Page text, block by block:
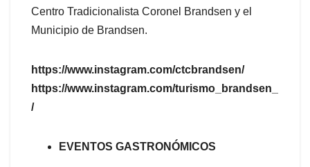
Centro Tradicionalista Coronel Brandsen y el
Municipio de Brandsen.
https://www.instagram.com/ctcbrandsen/
https://www.instagram.com/turismo_brandsen_
/
EVENTOS GASTRONÓMICOS